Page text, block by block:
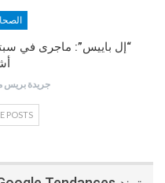
“إل باييس”: ماجرى في
جريدة بريس
POSTS